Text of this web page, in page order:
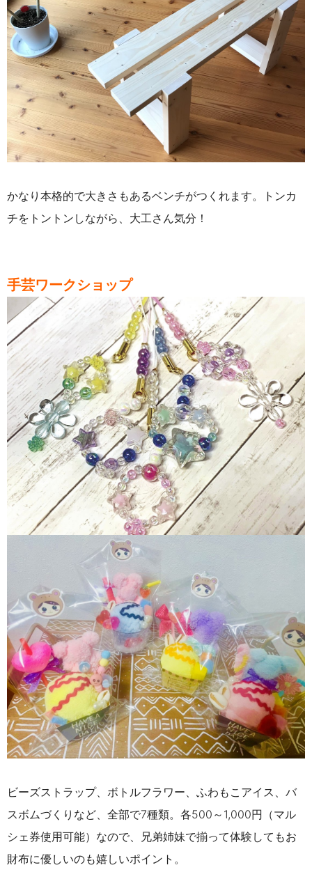
かなり本格的で大きさもあるベンチがつくれます。トンカ
チをトントンしながら、大工さん気分！
手芸ワークショップ
ビーズストラップ、ボトルフラワー、 ふわもこアイス、 バ
スボムづくりなど、全部で7種類。各500～1,000円（マル
シェ券使用可能）なので、兄弟姉妹で揃って体験してもお
財布に優しいのも嬉しいポイント。